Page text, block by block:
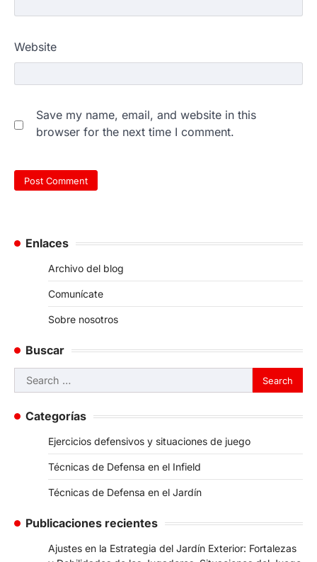
Website
Save my name, email, and website in this
browser for the next time I comment.
Enlaces
Archivo del blog
Comunícate
Sobre nosotros
Buscar
Search
for:
Categorías
Ejercicios defensivos y situaciones de juego
Técnicas de Defensa en el Infield
Técnicas de Defensa en el Jardín
Publicaciones recientes
Ajustes en la Estrategia del Jardín Exterior: Fortalezas